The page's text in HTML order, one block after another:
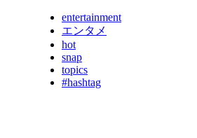
entertainment
エンタメ
hot
snap
topics
#hashtag